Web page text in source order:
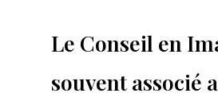
Le Conseil en
souvent associé